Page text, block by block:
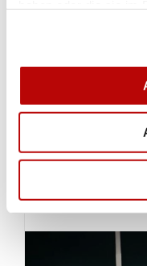
la moneta
A proposito: la
Swissmint in
dell'anniversario
must per ogni
SILBERMÜNZE